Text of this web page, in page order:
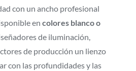
con un ancho profesional
en colores blanco o
de iluminación,
de producción un lienzo
con las profundidades y las